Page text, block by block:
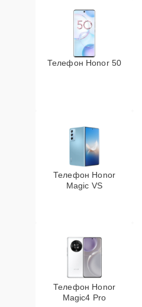
Телефон Honor 50
Телефон Honor
Magic VS
Телефон Honor
Magic4 Pro